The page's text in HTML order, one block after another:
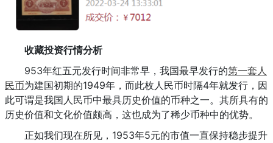
收藏投资行情分析
953年红五元发行时间非常早，我国最早发行的第一套人
民币为建国初期的1949年，而此枚人民币时隔4年就发行，因
此可谓是我国人民币中最具历史价值的币种之一。其所具有的
历史价值和文化价值颇高，这也成为了稀少币种中的优势。
正如我们现在所见，1953年5元的市值一直保持稳步提升